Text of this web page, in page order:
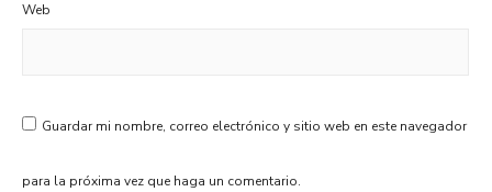
Web
Guardar mi nombre, correo electrónico y sitio web en este navegador
para la próxima vez que haga un comentario.